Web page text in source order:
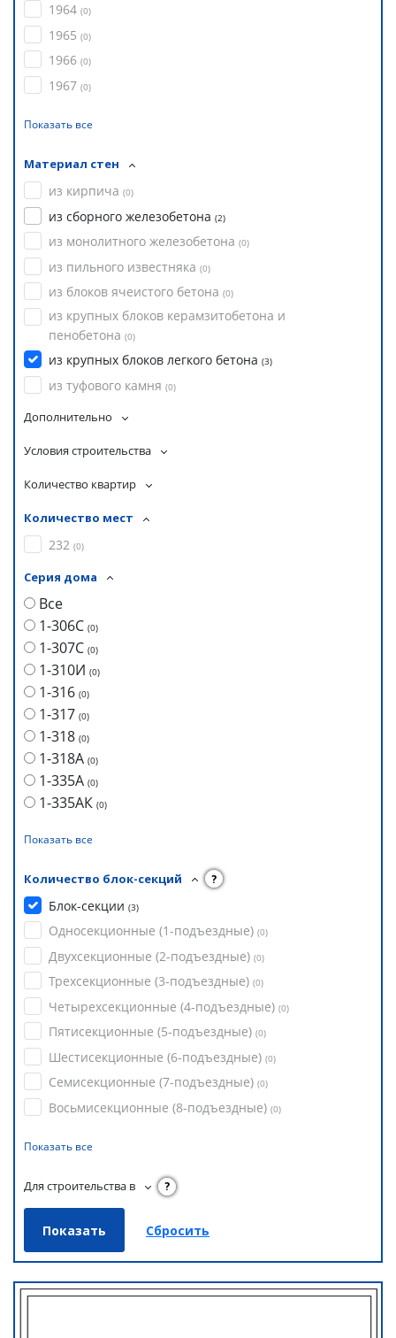
1964 (0)
1965 (0)
1966 (0)
1967 (0)
Показать все
Материал стен
из кирпича (0)
из сборного железобетона (2)
из монолитного железобетона (0)
из пильного известняка (0)
из блоков ячеистого бетона (0)
из крупных блоков керамзитобетона и
пенобетона (0)
из крупных блоков легкого бетона (3)
из туфового камня (0)
Дополнительно
Условия строительства
Количество квартир
Количество мест
232 (0)
Серия дома
Все
1-306С (0)
1-307С (0)
1-310И (0)
1-316 (0)
1-317 (0)
1-318 (0)
1-318А (0)
1-335А (0)
1-335АК (0)
Показать все
Количество блок-секций ?
Блок-секции (3)
Односекционные (1-подъездные) (0)
Двухсекционные (2-подъездные) (0)
Трехсекционные (3-подъездные) (0)
Четырехсекционные (4-подъездные) (0)
Пятисекционные (5-подъездные) (0)
Шестисекционные (6-подъездные) (0)
Семисекционные (7-подъездные) (0)
Восьмисекционные (8-подъездные) (0)
Показать все
Для строительства в ?